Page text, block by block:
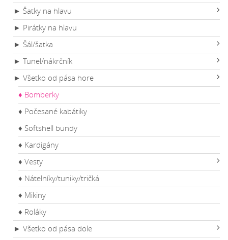
► Šatky na hlavu
► Pirátky na hlavu
► Šál/šatka
► Tunel/nákrčník
► Všetko od pása hore
♦ Bomberky
♦ Počesané kabátiky
♦ Softshell bundy
♦ Kardigány
♦ Vesty
♦ Nátelníky/tuniky/tričká
♦ Mikiny
♦ Roláky
► Všetko od pása dole